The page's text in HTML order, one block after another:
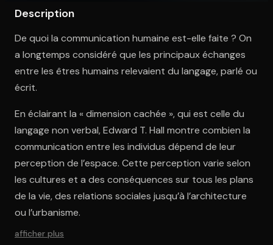
Description
De quoi la communication humaine est-elle faite ? On
a longtemps considéré que les principaux échanges
entre les êtres humains relevaient du langage, parlé ou
écrit.
En éclairant la « dimension cachée », qui est celle du
langage non verbal, Edward T. Hall montre combien la
communication entre les individus dépend de leur
perception de l’espace. Cette perception varie selon
les cultures et a des conséquences sur tous les plans
de la vie, des relations sociales jusqu’à l’architecture
ou l’urbanisme.
afficher plus